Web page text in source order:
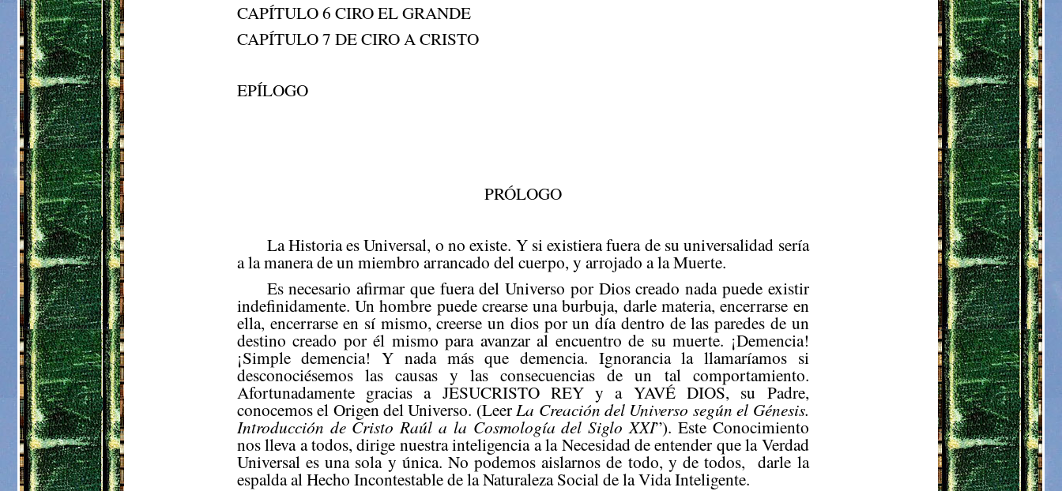
CAPÍTULO 6 CIRO EL GRANDE
CAPÍTULO 7 DE CIRO A CRISTO
EPÍLOGO
PRÓLOGO
La Historia es Universal, o no existe. Y si existiera fuera de su universalidad sería
a la manera de un miembro arrancado del cuerpo, y arrojado a la Muerte.
Es necesario afirmar que fuera del Universo por Dios creado nada puede existir
indefinidamente. Un hombre puede crearse una burbuja, darle materia, encerrarse en
ella, encerrarse en sí mismo, creerse un dios por un día dentro de las paredes de un
destino creado por él mismo para avanzar al encuentro de su muerte. ¡Demencia!
¡Simple demencia! Y nada más que demencia. Ignorancia la llamaríamos si
desconociésemos las causas y las consecuencias de un tal comportamiento.
Afortunadamente gracias a JESUCRISTO REY y a YAVÉ DIOS, su Padre,
conocemos el Origen del Universo. (Leer La Creación del Universo según el Génesis.
Introducción de Cristo Raúl a la Cosmología del Siglo XXI”). Este Conocimiento
nos lleva a todos, dirige nuestra inteligencia a la Necesidad de entender que la Verdad
Universal es una sola y única. No podemos aislarnos de todo, y de todos, darle la
espalda al Hecho Incontestable de la Naturaleza Social de la Vida Inteligente.